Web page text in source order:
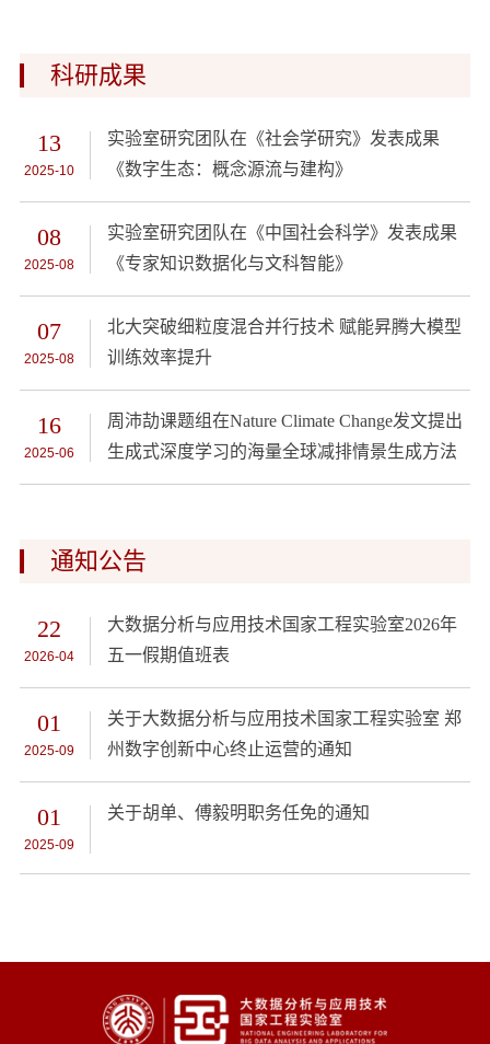
科研成果
13
2025-10
实验室研究团队在《社会学研究》发表成果
《数字生态：概念源流与建构》
08
2025-08
实验室研究团队在《中国社会科学》发表成果
《专家知识数据化与文科智能》
07
2025-08
北大突破细粒度混合并行技术 赋能昇腾大模型
训练效率提升
16
2025-06
周沛劼课题组在Nature Climate Change发文提出
生成式深度学习的海量全球减排情景生成方法
通知公告
22
2026-04
大数据分析与应用技术国家工程实验室2026年
五一假期值班表
01
2025-09
关于大数据分析与应用技术国家工程实验室 郑
州数字创新中心终止运营的通知
01
2025-09
关于胡单、傅毅明职务任免的通知